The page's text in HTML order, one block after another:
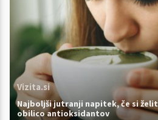
Vizita.si
Najboljši jutranji napitek, če si
obilico antioksidantov